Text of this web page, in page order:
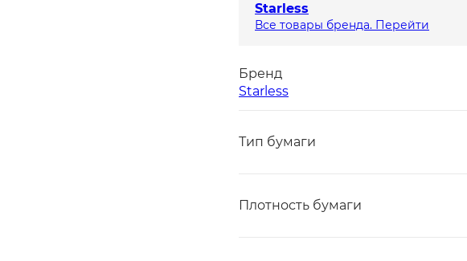
Starless
Все товары бренда. Перейти
Бренд
Starless
Тип бумаги
Плотность бумаги